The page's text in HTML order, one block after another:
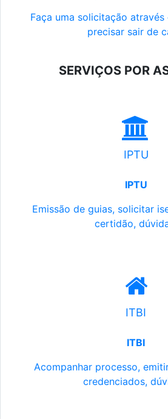
Faça uma solicitação através
precisar sair de
SERVIÇOS POR
IPTU
IPTU
Emissão de guias, solicitar
certidão,
ITBI
ITBI
Acompanhar processo,
credenciados,